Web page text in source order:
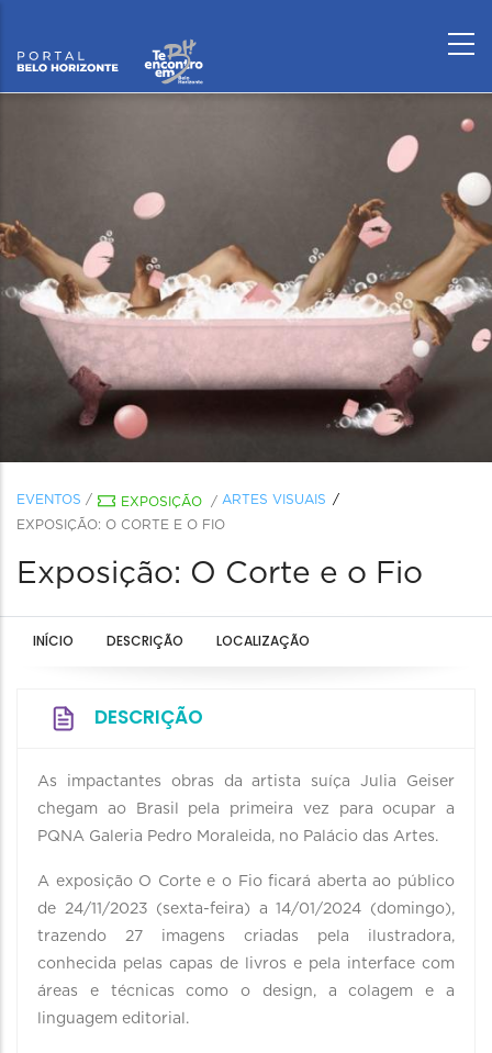
EVENTOS / EXPOSIÇÃO / ARTES VISUAIS
EXPOSIÇÃO: O CORTE E O FIO
Exposição: O Corte e o Fio
INÍCIO DESCRIÇÃO LOCALIZAÇÃO
DESCRIÇÃO
As impactantes obras da artista suíça Julia Geiser
chegam ao Brasil pela primeira vez para ocupar a
PQNA Galeria Pedro Moraleida, no Palácio das Artes.
A exposição O Corte e o Fio ficará aberta ao público
de 24/11/2023 (sexta-feira) a 14/01/2024 (domingo),
trazendo 27 imagens criadas pela ilustradora,
conhecida pelas capas de livros e pela interface com
áreas e técnicas como o design, a colagem e a
linguagem editorial.